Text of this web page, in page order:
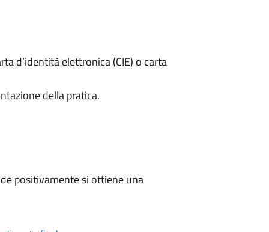
d’identità elettronica (CIE) o carta
della pratica.
positivamente si ottiene una